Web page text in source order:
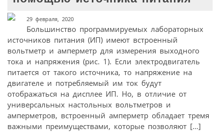
29 февраля, 2020
Большинство программируемых лабораторных
источников питания (ИП) имеют встроенный
вольтметр и амперметр для измерения выходного
тока и напряжения (рис. 1). Если электродвигатель
питается от такого источника, то напряжение на
двигателе и потребляемый им ток будут
отображаться на дисплее ИП. Но, в отличие от
универсальных настольных вольтметров и
амперметров, встроенный амперметр обладает тремя
важными преимуществами, которые позволяют […]